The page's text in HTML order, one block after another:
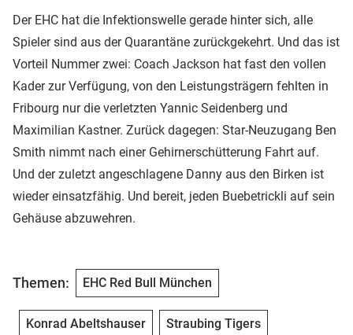
Der EHC hat die Infektionswelle gerade hinter sich, alle
Spieler sind aus der Quarantäne zurückgekehrt. Und das ist
Vorteil Nummer zwei: Coach Jackson hat fast den vollen
Kader zur Verfügung, von den Leistungsträgern fehlten in
Fribourg nur die verletzten Yannic Seidenberg und
Maximilian Kastner. Zurück dagegen: Star-Neuzugang Ben
Smith nimmt nach einer Gehirnerschütterung Fahrt auf.
Und der zuletzt angeschlagene Danny aus den Birken ist
wieder einsatzfähig. Und bereit, jeden Buebetrickli auf sein
Gehäuse abzuwehren.
Themen: EHC Red Bull München
Konrad Abeltshauser Straubing Tigers